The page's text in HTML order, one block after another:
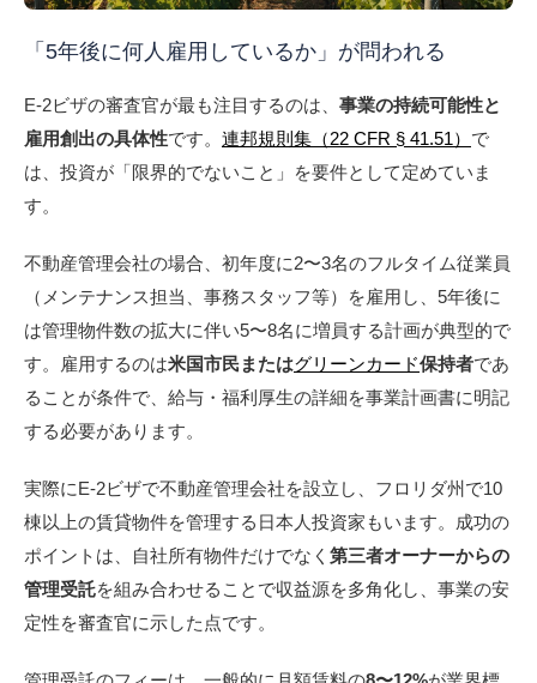
「5年後に何人雇用しているか」が問われる
E-2ビザの審査官が最も注目するのは、 事業の持続可能性と
雇用創出の具体性です。 連邦規則集（22 CFR § 41.51） で
は、投資が「限界的でないこと」を要件として定めていま
す。
不動産管理会社の場合、初年度に2〜3名のフルタイム従業員
（メンテナンス担当、事務スタッフ等）を雇用し、5年後に
は管理物件数の拡大に伴い5〜8名に増員する計画が典型的で
す。雇用するのは米国市民またはグリーンカード保持者であ
ることが条件で、給与・福利厚生の詳細を事業計画書に明記
する必要があります。
実際にE-2ビザで不動産管理会社を設立し、フロリダ州で10
棟以上の賃貸物件を管理する日本人投資家もいます。成功の
ポイントは、自社所有物件だけでなく 第三者オーナーからの
管理受託を組み合わせることで収益源を多角化し、事業の安
定性を審査官に示した点です。